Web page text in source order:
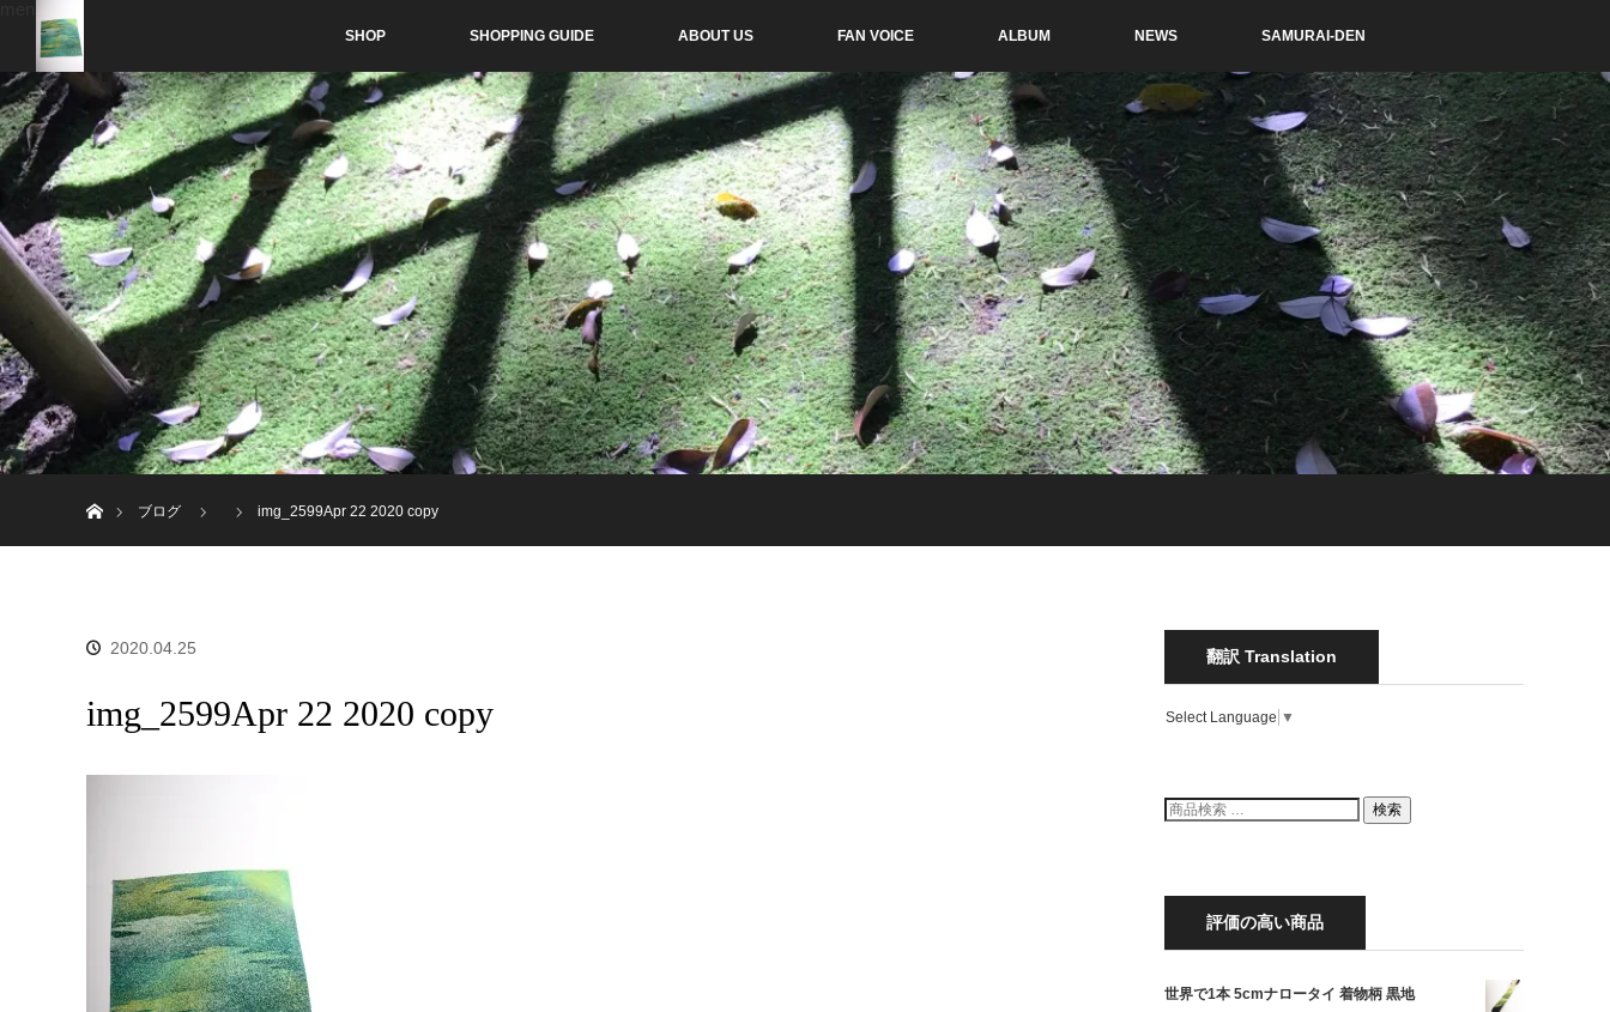
SHOP SHOPPING GUIDE ABOUT US FAN VOICE ALBUM NEWS SAMURAI-DEN
ブログ
img_2599Apr 22 2020 copy
2020.04.25
img_2599Apr 22 2020 copy
翻訳 Translation
Select Language ▼
検
索
検索
評価の高い商品
世界で1本 5cmナロータイ 着物柄 黒地